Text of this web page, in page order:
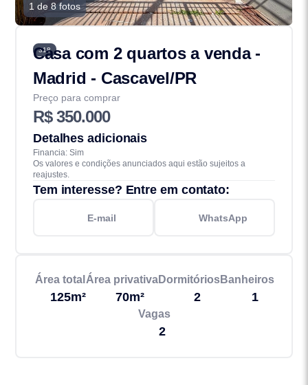
1 de 8 fotos
318
Casa com 2 quartos a venda -
Madrid - Cascavel/PR
Preço para comprar
R$ 350.000
Detalhes adicionais
Financia: Sim
Os valores e condições anunciados aqui estão sujeitos a
reajustes.
Tem interesse? Entre em contato:
E-mail WhatsApp
Área total
125m²
Área privativa
70m²
Dormitórios
2
Banheiros
1
Vagas
2